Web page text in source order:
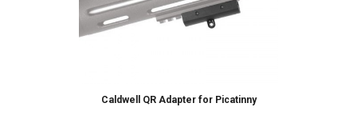
Caldwell QR Adapter for Picatinny